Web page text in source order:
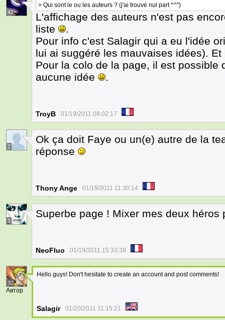
41
> Qui sont le ou les auteurs ? (j'ai trouvé nul part ^^")
L'affichage des auteurs n'est pas
liste
.
Pour info c'est Salagir qui a eu l'idée
lui ai suggéré les mauvaises idées).
Pour la colo de la page, il est possible
aucune idée
.
TroyB 01/19/2011 08:02:17
2
Ok ça doit Faye ou un(e) autre de la
réponse
Thony Ange 01/19/2011 11:30:14
1
Superbe page ! Mixer mes deux
NeoFluo 01/19/2011 15:33:38
32
Автор
Hello guys! Don't hesitate to create an account and post comments!
Salagir 01/20/2011 11:15:21